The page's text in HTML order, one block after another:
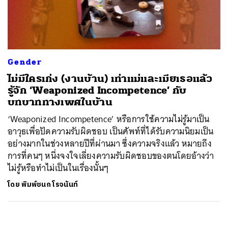
Gender
ไม่มีใครเก่ง (งานบ้าน) เท่าแม่และเมียเธอแล้ว
รู้จัก ‘Weaponized Incompetence’ กับ
บทบาททางเพศในบ้าน
‘Weaponized Incompetence’ หรือการใช้ความไม่รู้มาเป็น
อาวุธเพื่อปัดความรับผิดชอบ เป็นศัพท์ที่ได้รับความนิยมเป็น
อย่างมากในช่วงหลายปีที่ผ่านมา ซึ่งความจริงแล้ว หมายถึง
การที่คนๆ หนึ่งจงใจเลี่ยงความรับผิดชอบของตนโดยอ้างว่า
ไม่รู้หรือทำไม่เป็นในเรื่องนั้นๆ
โดยพิมพ์ชนก โรจนันท์